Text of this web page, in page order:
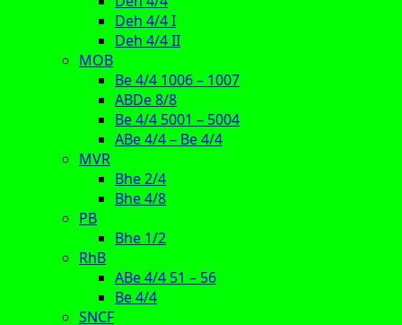
Deh 4/4 I
Deh 4/4 II
MOB
Be 4/4 1006 – 1007
ABDe 8/8
Be 4/4 5001 – 5004
ABe 4/4 – Be 4/4
MVR
Bhe 2/4
Bhe 4/8
PB
Bhe 1/2
RhB
ABe 4/4 51 – 56
Be 4/4
SNCF